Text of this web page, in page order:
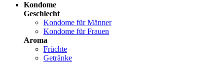
Kondome
Geschlecht
Kondome für Männer
Kondome für Frauen
Aroma
Früchte
Getränke